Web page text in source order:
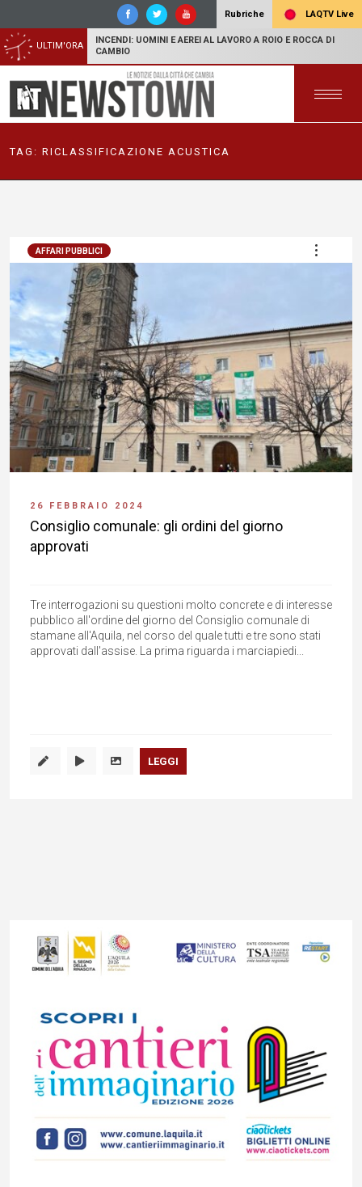
Rubriche LAQTV Live
ULTIM'ORA
INCENDI: UOMINI E AEREI AL LAVORO A ROIO E ROCCA DI
CAMBIO
TAG: RICLASSIFICAZIONE ACUSTICA
AFFARI PUBBLICI
26 FEBBRAIO 2024
Consiglio comunale: gli ordini del giorno
approvati
Tre interrogazioni su questioni molto concrete e di interesse
pubblico all'ordine del giorno del Consiglio comunale di
stamane all'Aquila, nel corso del quale tutti e tre sono stati
approvati dall'assise. La prima riguarda i marciapiedi...
LEGGI